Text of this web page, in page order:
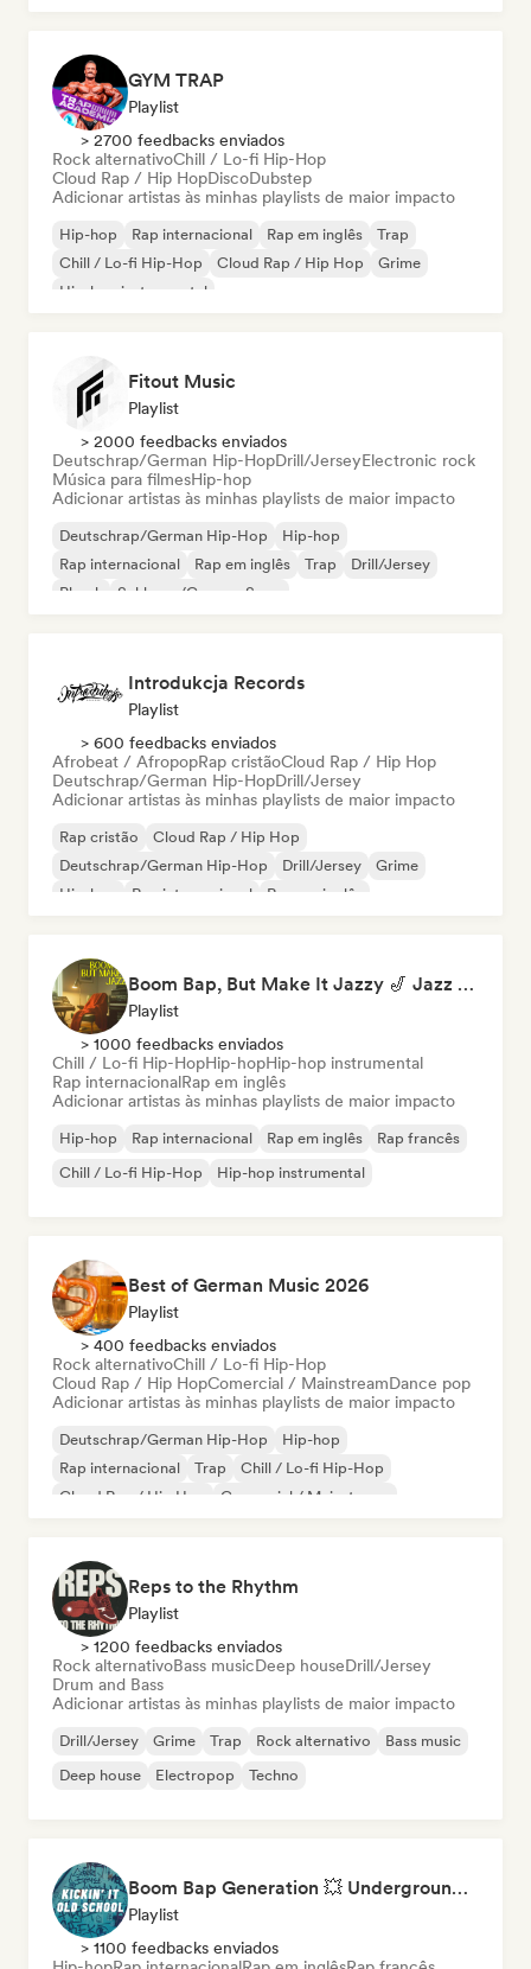
GYM TRAP
Playlist
> 2700 feedbacks enviados
Rock alternativoChill / Lo-fi Hip-Hop
Cloud Rap / Hip HopDiscoDubstep
Adicionar artistas às minhas playlists de maior impacto
Hip-hop Rap internacional Rap em inglês
Trap
Chill / Lo-fi Hip-Hop
Cloud Rap / Hip Hop
Grime
Hip-hop instrumental
Fitout Music
Playlist
> 2000 feedbacks enviados
Deutschrap/German Hip-HopDrill/JerseyElectronic rock
Música para filmesHip-hop
Adicionar artistas às minhas playlists de maior impacto
Deutschrap/German Hip-Hop
Hip-hop
Rap internacional
Rap em inglês Trap
Drill/Jersey
Phonk
Schlager/German Song
Introdukcja Records
Playlist
> 600 feedbacks enviados
Afrobeat / AfropopRap cristãoCloud Rap / Hip Hop
Deutschrap/German Hip-HopDrill/Jersey
Adicionar artistas às minhas playlists de maior impacto
Rap cristão
Cloud Rap / Hip Hop
Deutschrap/German Hip-Hop
Drill/Jersey
Grime
Hip-hop
Rap internacional Rap em inglês
Boom Bap, But Make It Jazzy 🎷 Jazz Rap, Underground & Conscious Hip-Hop
Playlist
> 1000 feedbacks enviados
Chill / Lo-fi Hip-HopHip-hopHip-hop instrumental
Rap internacionalRap em inglês
Adicionar artistas às minhas playlists de maior impacto
Hip-hop Rap internacional Rap em inglês
Rap francês
Chill / Lo-fi Hip-Hop
Hip-hop instrumental
Best of German Music 2026
Playlist
> 400 feedbacks enviados
Rock alternativoChill / Lo-fi Hip-Hop
Cloud Rap / Hip HopComercial / MainstreamDance pop
Adicionar artistas às minhas playlists de maior impacto
Deutschrap/German Hip-Hop
Hip-hop
Rap internacional
Trap
Chill / Lo-fi Hip-Hop
Cloud Rap / Hip Hop
Comercial / Mainstream
Reps to the Rhythm
Playlist
> 1200 feedbacks enviados
Rock alternativoBass musicDeep houseDrill/Jersey
Drum and Bass
Adicionar artistas às minhas playlists de maior impacto
Drill/Jersey Grime Trap Rock alternativo
Bass music
Deep house
Electropop Techno
Boom Bap Generation 💥 Underground Hip-Hop, East Coast & Jazz Rap
Playlist
> 1100 feedbacks enviados